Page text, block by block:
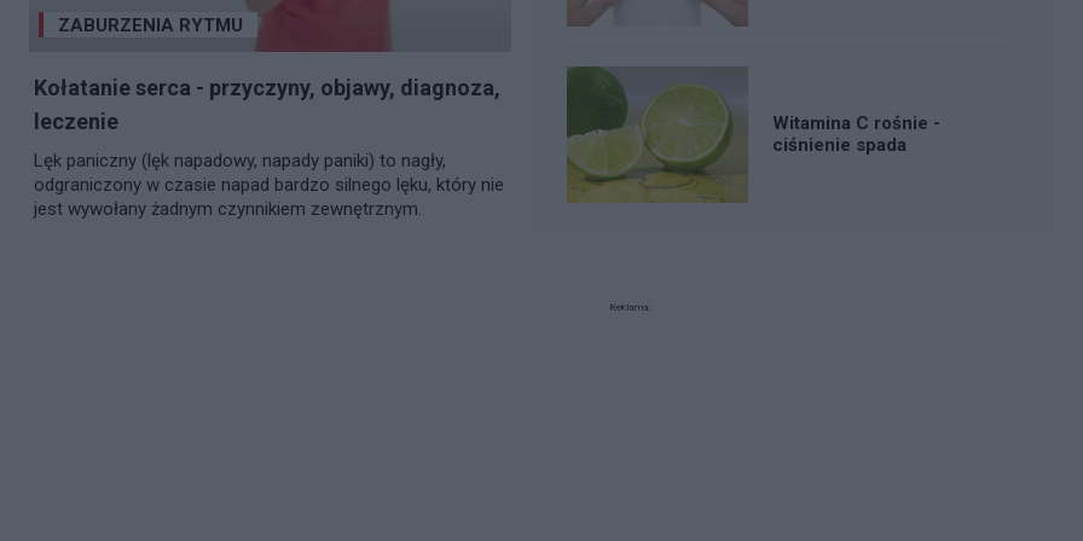
ZABURZENIA RYTMU
Kołatanie serca - przyczyny, objawy, diagnoza,
leczenie
Lęk paniczny (lęk napadowy, napady paniki) to nagły,
odgraniczony w czasie napad bardzo silnego lęku, który nie
jest wywołany żadnym czynnikiem zewnętrznym.
Witamina C rośnie -
ciśnienie spada
Reklama: